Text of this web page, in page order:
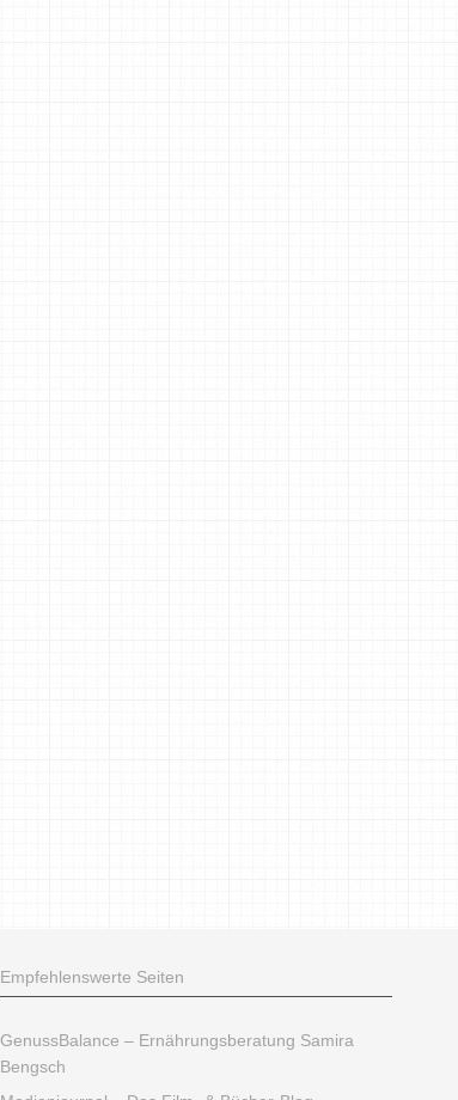
Empfehlenswerte Seiten
GenussBalance – Ernährungsberatung Samira
Bengsch